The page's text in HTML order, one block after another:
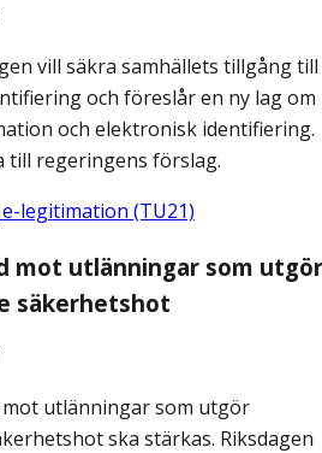
vill säkra samhällets tillgång till
och föreslår en ny lag om
och elektronisk identifiering.
till regeringens förslag.
legitimation (TU21)
mot utlänningar som utgör
säkerhetshot
mot utlänningar som utgör
ska stärkas. Riksdagen